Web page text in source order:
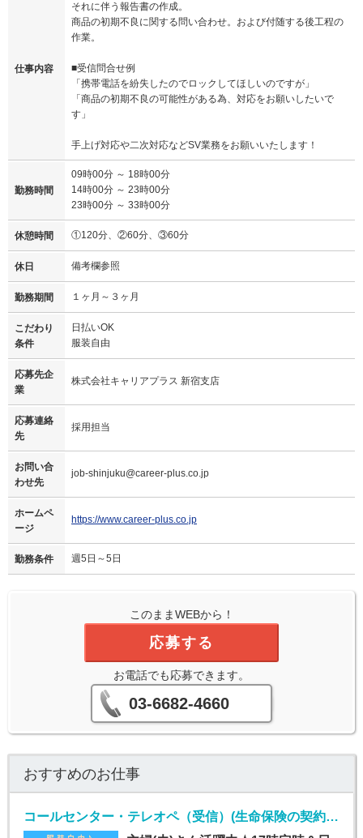
仕事内容
それに伴う報告書の作成。
商品の初期不良に関する問い合わせ。および付随する後工程の
作業。
■受信問合せ例
「携帯電話を紛失したのでロックしてほしいのですが」
「商品の初期不良の可能性がある為、対応をお願いしたいで
す」
手上げ対応や二次対応などSV業務をお願いいたします！
勤務時間
09時00分 ～ 18時00分
14時00分 ～ 23時00分
23時00分 ～ 33時00分
休憩時間 ①120分、②60分、③60分
休日 備考欄参照
勤務期間 １ヶ月～３ヶ月
こだわり
条件
日払いOK
服装自由
応募先企
業
株式会社キャリアプラス 新宿支店
応募連絡
先
採用担当
お問い合
わせ先
job-shinjuku@career-plus.co.jp
ホームペ
ージ
https://www.career-plus.co.jp
勤務条件 週5日～5日
このままWEBから！
応募する
お電話でも応募できます。
03-6682-4660
おすすめのお仕事
コールセンター・テレオペ（受信）(生命保険の契約者問い合わせ窓口/7月1日入社)